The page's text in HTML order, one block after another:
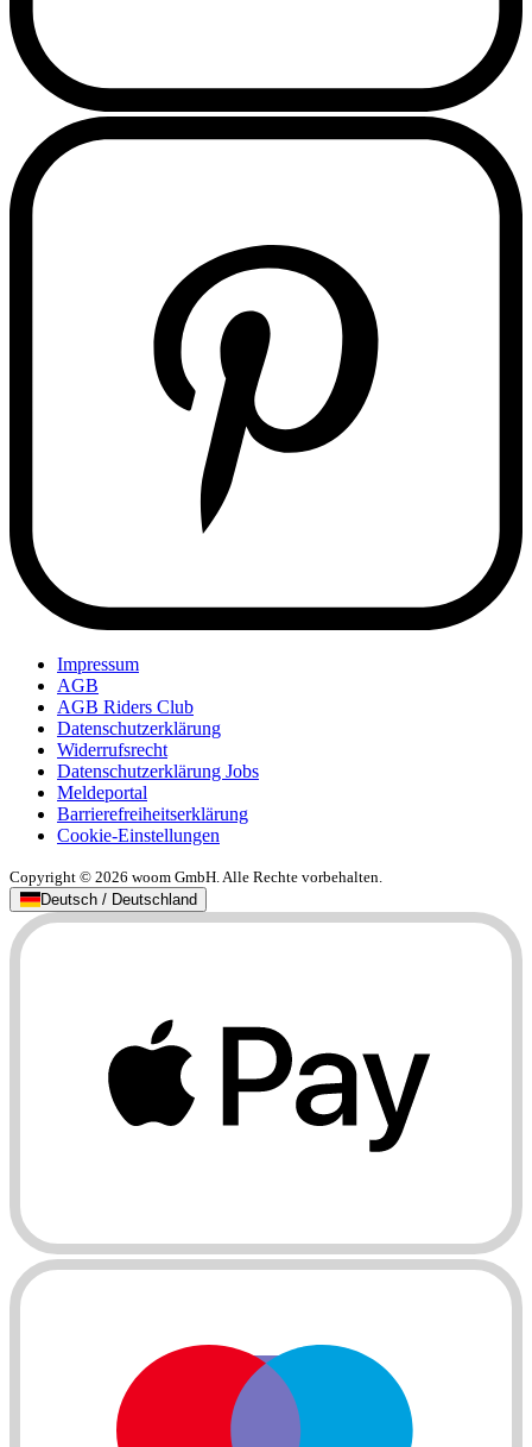
Impressum
AGB
AGB Riders Club
Datenschutzerklärung
Widerrufsrecht
Datenschutzerklärung Jobs
Meldeportal
Barrierefreiheitserklärung
Cookie-Einstellungen
Copyright © 2026 woom GmbH. Alle Rechte vorbehalten.
Deutsch / Deutschland